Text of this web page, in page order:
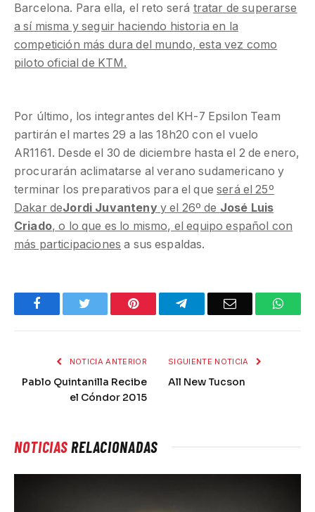
Barcelona. Para ella, el reto será tratar de superarse
a sí misma y seguir haciendo historia en la
competición más dura del mundo, esta vez como
piloto oficial de KTM.
Por último, los integrantes del KH-7 Epsilon Team
partirán el martes 29 a las 18h20 con el vuelo
AR1161. Desde el 30 de diciembre hasta el 2 de enero,
procurarán aclimatarse al verano sudamericano y
terminar los preparativos para el queserá el 25º
Dakar deJordi Juvantenyy el 26º de José Luis
Criado, o lo que es lo mismo, el equipo español con
más participaciones a sus espaldas.
Facebook Pinterest TelegramEmail
NOTICIA ANTERIOR
Pablo Quintanilla Recibe
el Cóndor 2015
SIGUIENTE NOTICIA
All New Tucson
NOTICIASRELACIONADAS